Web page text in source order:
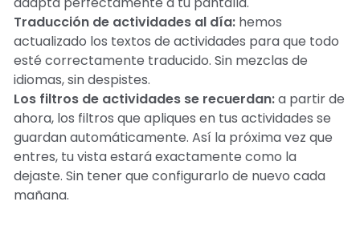
Traducción de actividades al día: hemos
actualizado los textos de actividades para que todo
esté correctamente traducido. Sin mezclas de
idiomas, sin despistes.
Los filtros de actividades se recuerdan:a partir de
ahora, los filtros que apliques en tus actividades se
guardan automáticamente. Así la próxima vez que
entres, tu vista estará exactamente como la
dejaste. Sin tener que configurarlo de nuevo cada
mañana.